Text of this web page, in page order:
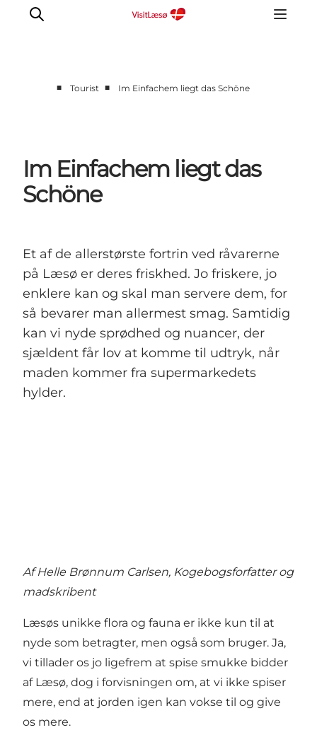
Erfahrungen
Planen Sie Ihre Reise
Praktische info
■ Tourist ■ Im Einfachem liegt das Schöne
Im Einfachem liegt das
Schöne
Et af de allerstørste fortrin ved råvarerne
på Læsø er deres friskhed. Jo friskere, jo
enklere kan og skal man servere dem, for
så bevarer man allermest smag. Samtidig
kan vi nyde sprødhed og nuancer, der
sjældent får lov at komme til udtryk, når
maden kommer fra supermarkedets
hylder.
Af Helle Brønnum Carlsen, Kogebogsforfatter og
madskribent
Læsøs unikke flora og fauna er ikke kun til at
nyde som betragter, men også som bruger. Ja,
vi tillader os jo ligefrem at spise smukke bidder
af Læsø, dog i forvisningen om, at vi ikke spiser
mere, end at jorden igen kan vokse til og give
os mere.